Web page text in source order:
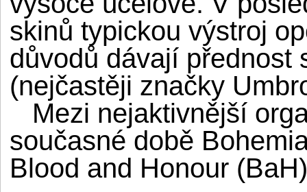
skinů typickou výstroj
důvodů dávají přednost
(nejčastěji značky
Mezi nejaktivnější
současné době
Blood and Honour (BaH)